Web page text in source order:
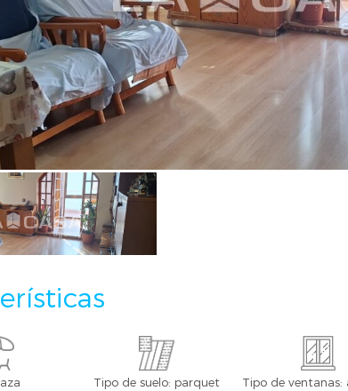
Tipo de suelo: parquet Tipo de ventanas: